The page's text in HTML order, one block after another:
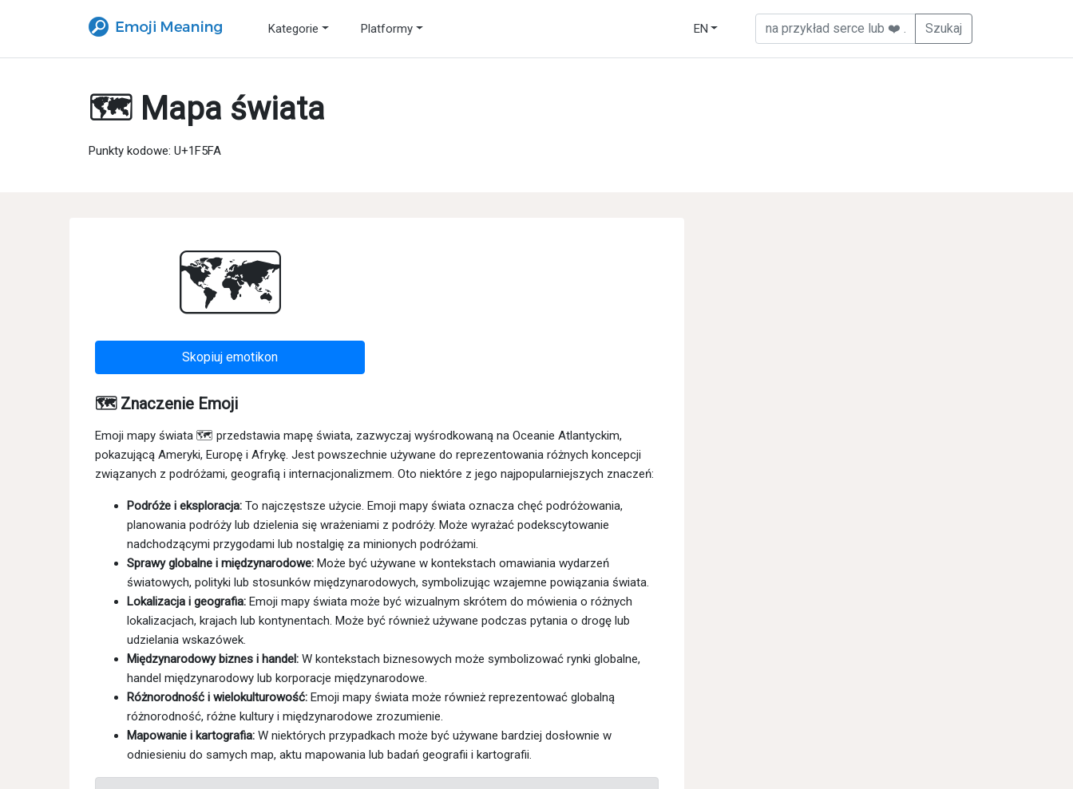
Kategorie Platformy EN
🗺 Mapa świata
Punkty kodowe: U+1F5FA
🗺
Skopiuj emotikon
🗺 Znaczenie Emoji
Emoji mapy świata 🗺 przedstawia mapę świata, zazwyczaj wyśrodkowaną na Oceanie Atlantyckim,
pokazującą Ameryki, Europę i Afrykę. Jest powszechnie używane do reprezentowania różnych koncepcji
związanych z podróżami, geografią i internacjonalizmem. Oto niektóre z jego najpopularniejszych znaczeń:
Podróże i eksploracja: To najczęstsze użycie. Emoji mapy świata oznacza chęć podróżowania,
planowania podróży lub dzielenia się wrażeniami z podróży. Może wyrażać podekscytowanie
nadchodzącymi przygodami lub nostalgię za minionych podróżami.
Sprawy globalne i międzynarodowe: Może być używane w kontekstach omawiania wydarzeń
światowych, polityki lub stosunków międzynarodowych, symbolizując wzajemne powiązania świata.
Lokalizacja i geografia: Emoji mapy świata może być wizualnym skrótem do mówienia o różnych
lokalizacjach, krajach lub kontynentach. Może być również używane podczas pytania o drogę lub
udzielania wskazówek.
Międzynarodowy biznes i handel: W kontekstach biznesowych może symbolizować rynki globalne,
handel międzynarodowy lub korporacje międzynarodowe.
Różnorodność i wielokulturowość: Emoji mapy świata może również reprezentować globalną
różnorodność, różne kultury i międzynarodowe zrozumienie.
Mapowanie i kartografia: W niektórych przypadkach może być używane bardziej dosłownie w
odniesieniu do samych map, aktu mapowania lub badań geografii i kartografii.